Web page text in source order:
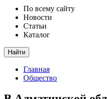
По всему сайту
Новости
Статьи
Каталог
Найти
Главная
Общество